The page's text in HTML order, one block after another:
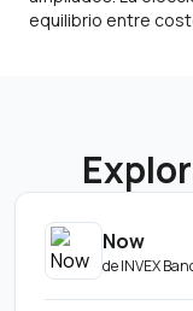
equilibrio entre
Now
deINVEX